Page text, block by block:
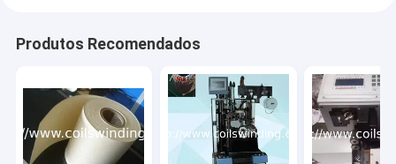
Produtos Recomendados